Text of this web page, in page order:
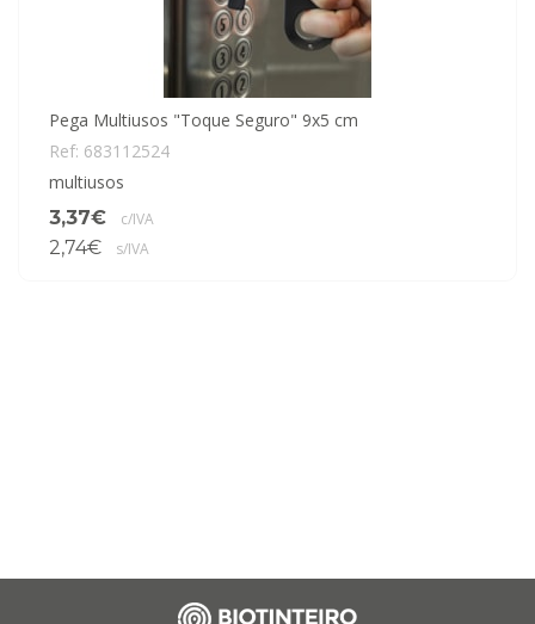
Pega Multiusos "Toque Seguro" 9x5 cm
Ref: 683112524
multiusos
3,37€
c/IVA
2,74€ s/IVA